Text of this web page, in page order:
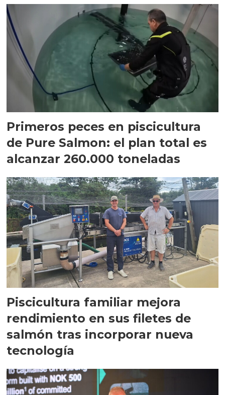
Primeros peces en piscicultura
de Pure Salmon: el plan total es
alcanzar 260.000 toneladas
Piscicultura familiar mejora
rendimiento en sus filetes de
salmón tras incorporar nueva
tecnología